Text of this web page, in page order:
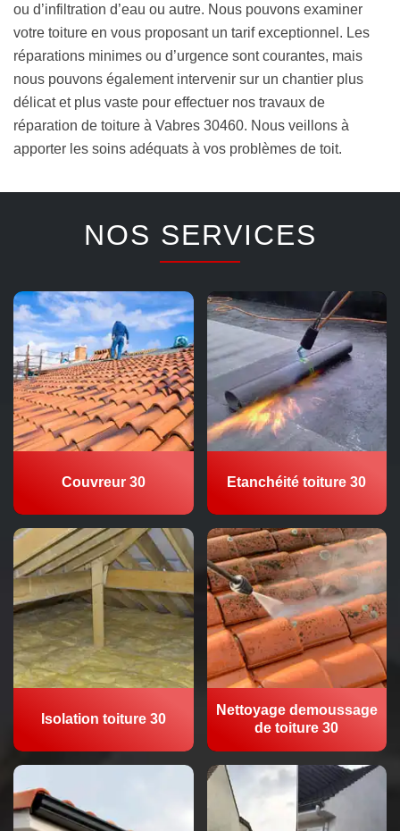
ou d’infiltration d’eau ou autre. Nous pouvons examiner
votre toiture en vous proposant un tarif exceptionnel. Les
réparations minimes ou d’urgence sont courantes, mais
nous pouvons également intervenir sur un chantier plus
délicat et plus vaste pour effectuer nos travaux de
réparation de toiture à Vabres 30460. Nous veillons à
apporter les soins adéquats à vos problèmes de toit.
NOS SERVICES
Couvreur 30 Etanchéité toiture 30
Isolation toiture 30
Nettoyage demoussage
de toiture 30